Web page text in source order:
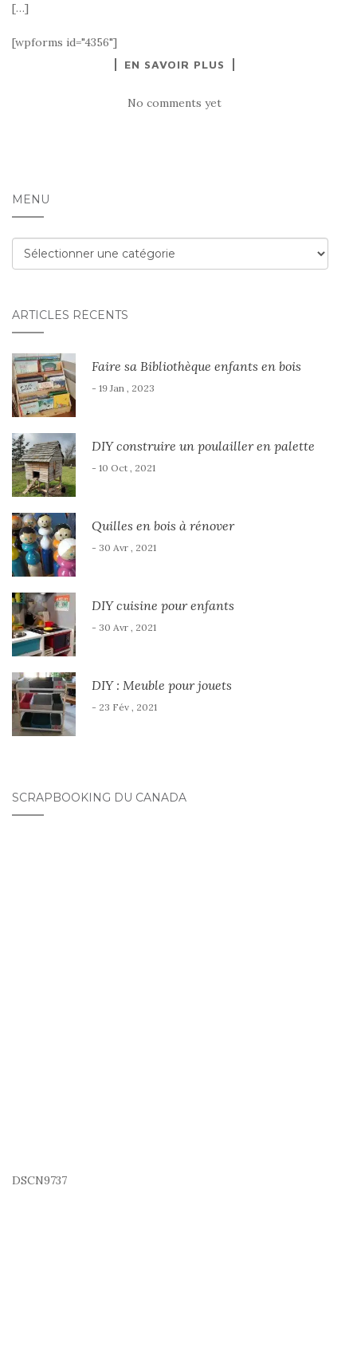
[…]
[wpforms id="4356"]
EN SAVOIR PLUS
No comments yet
MENU
Menu
ARTICLES RÉCENTS
Faire sa Bibliothèque enfants en bois
- 19 Jan , 2023
DIY construire un poulailler en palette
- 10 Oct , 2021
Quilles en bois à rénover
- 30 Avr , 2021
DIY cuisine pour enfants
- 30 Avr , 2021
DIY : Meuble pour jouets
- 23 Fév , 2021
SCRAPBOOKING DU CANADA
DSCN9737